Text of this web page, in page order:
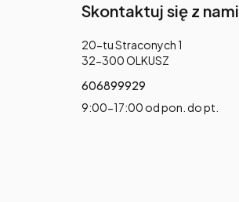
Skontaktuj się z nami
Adres:
20-tu Straconych 1
32-300 OLKUSZ
606899929
9:00-17:00 od pon. do pt.